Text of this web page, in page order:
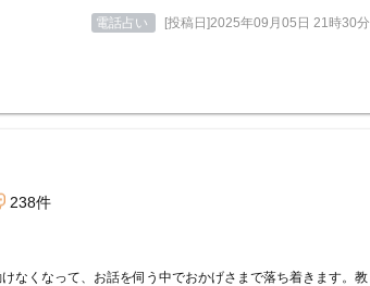
電話占い [投稿日]2025年09月05日 21時30分
238件
なくなって、お話を伺う中でおかげさまで落ち着きます。教